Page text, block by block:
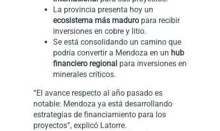
La provincia presenta hoy un
ecosistema más maduro para recibir
inversiones en cobre y litio.
Se está consolidando un camino que
podría convertir a Mendoza en un hub
financiero regional para inversiones en
minerales críticos.
“El avance respecto al año pasado es
notable: Mendoza ya está desarrollando
estrategias de financiamiento para los
proyectos”, explicó Latorre.